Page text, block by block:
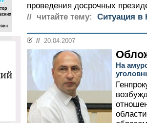
проведения досрочных
// читайте тему:
Cитуация в
// 20.04.2007
На